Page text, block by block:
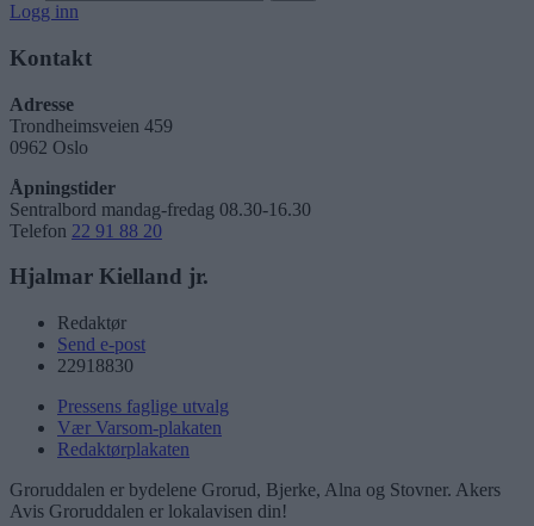
Logg inn
Kontakt
Adresse
Trondheimsveien 459
0962 Oslo
Åpningstider
Sentralbord mandag-fredag 08.30-16.30
Telefon 22 91 88 20
Hjalmar Kielland jr.
Redaktør
Send e-post
22918830
Pressens faglige utvalg
Vær Varsom-plakaten
Redaktørplakaten
Groruddalen er bydelene Grorud, Bjerke, Alna og Stovner. Akers
Avis Groruddalen er lokalavisen din!